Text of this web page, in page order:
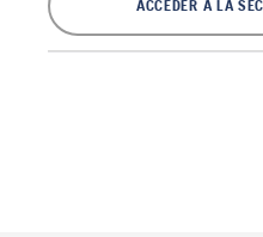
ACCÉDER À LA